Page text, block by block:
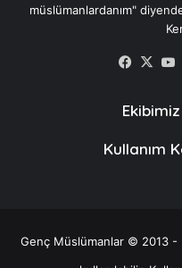
müslümanlardanım"
X
Ekibimiz
Kullanım
Genç Müslümanlar © 2013